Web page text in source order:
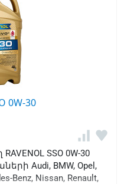
0W-30
SSO 0W-30
Audi, BMW, Opel,
Benz, Nissan, Renault,